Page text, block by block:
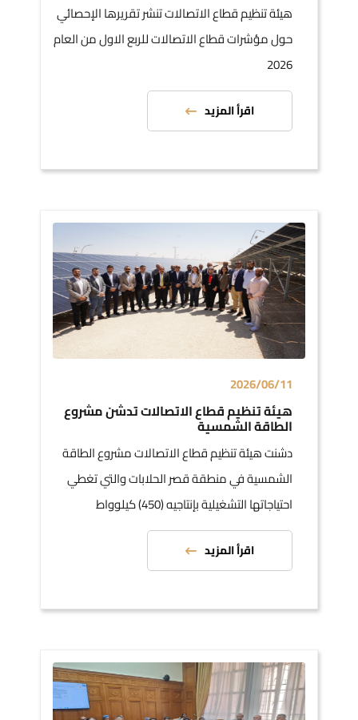
هيئة تنظيم قطاع الاتصالات تنشر تقريرها الإحصائي
حول مؤشرات قطاع الاتصالات للربع الاول من العام
2026
اقرأ المزيد
2026/06/11
هيئة تنظيم قطاع الاتصالات تدشن مشروع
الطاقة الشمسية
دشنت هيئة تنظيم قطاع الاتصالات مشروع الطاقة
الشمسية في منطقة قصر الحلابات والتي تغطي
احتياجاتها التشغيلية بإنتاجيه (450) كيلوواط
اقرأ المزيد